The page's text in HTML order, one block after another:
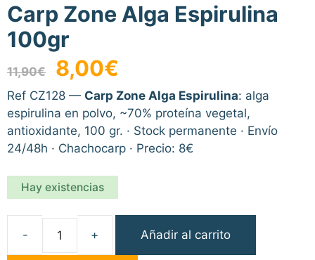
Carp Zone Alga Espirulina
100gr
11,90€
El
precio
original
era:
11,90€.
8,00€
actual
es:
8,00€.
Ref CZ128 — Carp Zone Alga Espirulina: alga
espirulina en polvo, ~70% proteína vegetal,
antioxidante, 100 gr. · Stock permanente · Envío
24/48h · Chachocarp · Precio: 8€
Hay existencias
Añadir al carrito